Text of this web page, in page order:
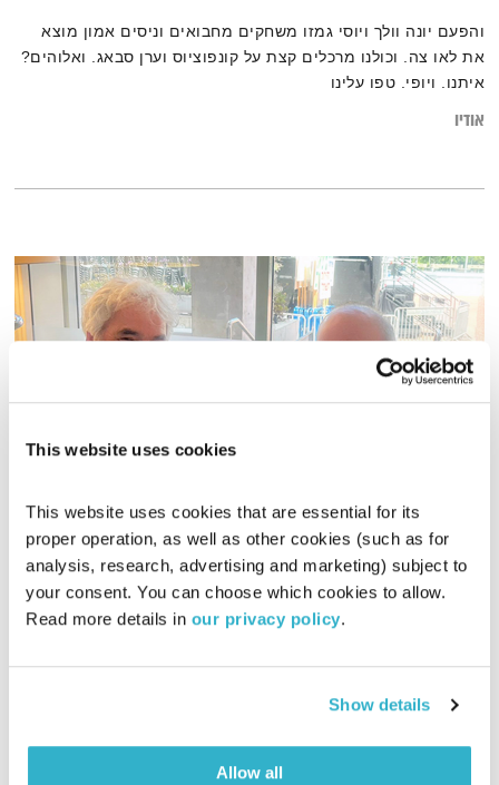
This website uses cookies
This website uses cookies that are essential for its
proper operation, as well as other cookies (such as for
analysis, research, advertising and marketing) subject to
your consent. You can choose which cookies to allow.
Read more details in our privacy policy.
Show details
Allow all
והפעם יונה וולך ויוסי גמזו משחקים מחבואים וניסים אמון מוצא
את לאו צה. וכולנו מרכלים קצת על קונפוציוס וערן סבאג. ואלוהים?
איתנו. ויופי. טפו עלינו
אודיו
התבוננות סוגרת שבוע – 31.7.25
התבוננות
דליק ווליניץושמואל שאול
31.07.25
00:50:44
דליק מארח את מאסטרו רוני פורת – על חקר התודעה,עולם
אודיו